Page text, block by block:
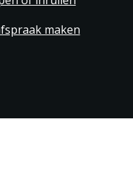
maken